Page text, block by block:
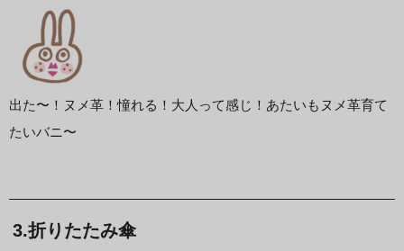
出た〜！ヌメ革！憧れる！大人って感じ！あたいもヌメ革育て
たいバニ〜
3.折りたたみ傘